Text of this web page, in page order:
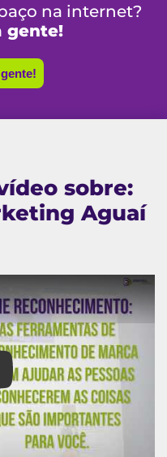
na internet?
gente!
sobre:
Aguaí
de Marketing Aguaí